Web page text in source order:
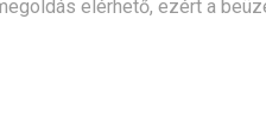
elérhető, ezért a